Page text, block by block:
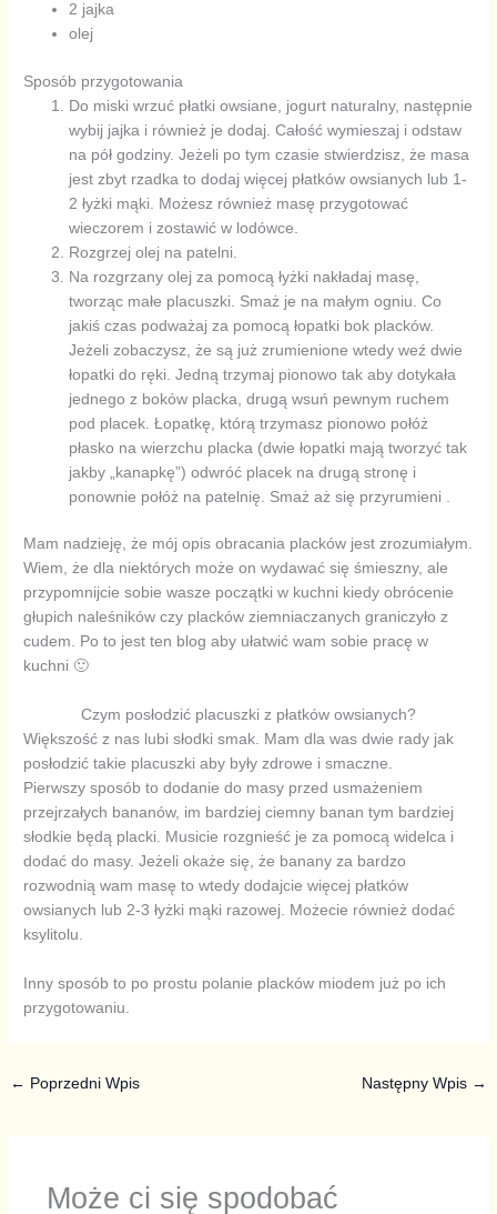
2 jajka
olej
Sposób przygotowania
Do miski wrzuć płatki owsiane, jogurt naturalny, następnie
wybij jajka i również je dodaj. Całość wymieszaj i odstaw
na pół godziny. Jeżeli po tym czasie stwierdzisz, że masa
jest zbyt rzadka to dodaj więcej płatków owsianych lub 1-
2 łyżki mąki. Możesz również masę przygotować
wieczorem i zostawić w lodówce.
Rozgrzej olej na patelni.
Na rozgrzany olej za pomocą łyżki nakładaj masę,
tworząc małe placuszki. Smaż je na małym ogniu. Co
jakiś czas podważaj za pomocą łopatki bok placków.
Jeżeli zobaczysz, że są już zrumienione wtedy weź dwie
łopatki do ręki. Jedną trzymaj pionowo tak aby dotykała
jednego z boków placka, drugą wsuń pewnym ruchem
pod placek. Łopatkę, którą trzymasz pionowo połóż
płasko na wierzchu placka (dwie łopatki mają tworzyć tak
jakby „kanapkę”) odwróć placek na drugą stronę i
ponownie połóż na patelnię. Smaż aż się przyrumieni .
Mam nadzieję, że mój opis obracania placków jest zrozumiałym.
Wiem, że dla niektórych może on wydawać się śmieszny, ale
przypomnijcie sobie wasze początki w kuchni kiedy obrócenie
głupich naleśników czy placków ziemniaczanych graniczyło z
cudem. Po to jest ten blog aby ułatwić wam sobie pracę w
kuchni 🙂
Czym posłodzić placuszki z płatków owsianych?
Większość z nas lubi słodki smak. Mam dla was dwie rady jak
posłodzić takie placuszki aby były zdrowe i smaczne.
Pierwszy sposób to dodanie do masy przed usmażeniem
przejrzałych bananów, im bardziej ciemny banan tym bardziej
słodkie będą placki. Musicie rozgnieść je za pomocą widelca i
dodać do masy. Jeżeli okaże się, że banany za bardzo
rozwodnią wam masę to wtedy dodajcie więcej płatków
owsianych lub 2-3 łyżki mąki razowej. Możecie również dodać
ksylitolu.
Inny sposób to po prostu polanie placków miodem już po ich
przygotowaniu.
← Poprzedni Wpis Następny Wpis →
Może ci się spodobać